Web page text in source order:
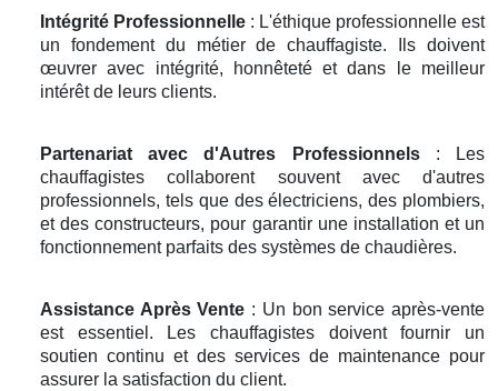
Intégrité Professionnelle : L'éthique professionnelle est
un fondement du métier de chauffagiste. Ils doivent
œuvrer avec intégrité, honnêteté et dans le meilleur
intérêt de leurs clients.
Partenariat avec d'Autres Professionnels: Les
chauffagistes collaborent souvent avec d'autres
professionnels, tels que des électriciens, des plombiers,
et des constructeurs, pour garantir une installation et un
fonctionnement parfaits des systèmes de chaudières.
Assistance Après Vente : Un bon service après-vente
est essentiel. Les chauffagistes doivent fournir un
soutien continu et des services de maintenance pour
assurer la satisfaction du client.